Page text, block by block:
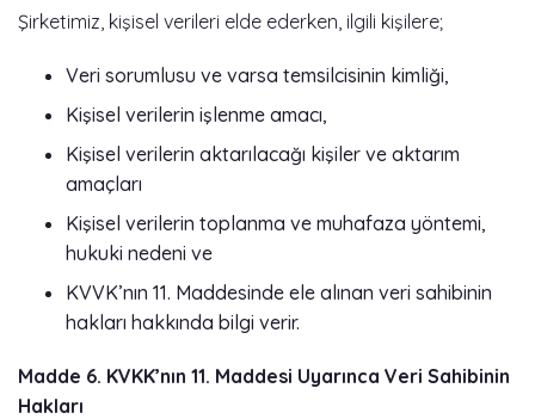
Şirketimiz, kişisel verileri elde ederken, ilgili kişilere;
Veri sorumlusu ve varsa temsilcisinin kimliği,
Kişisel verilerin işlenme amacı,
Kişisel verilerin aktarılacağı kişiler ve aktarım
amaçları
Kişisel verilerin toplanma ve muhafaza yöntemi,
hukuki nedeni ve
KVVK’nın 11. Maddesinde ele alınan veri sahibinin
hakları hakkında bilgi verir.
Madde 6. KVKK’nın 11. Maddesi Uyarınca Veri Sahibinin
Hakları